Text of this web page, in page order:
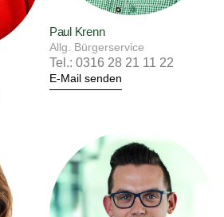
Paul Krenn
Allg. Bürgerservice
Tel.: 0316 28 21 11 22
E-Mail senden